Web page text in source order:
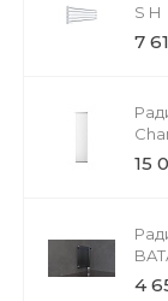
S H
7
15
4